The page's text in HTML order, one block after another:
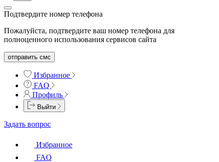
Подтвердите номер телефона
Пожалуйста, подтвердите ваш номер телефона для
полноценного использования сервисов сайта
отправить смс
Избранное
FAQ
Профиль
Выйти
Задать вопрос
Избранное
FAQ